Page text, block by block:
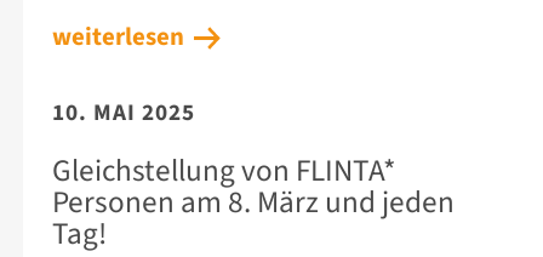
weiterlesen
10. MAI 2025
Gleichstellung von FLINTA*
Personen am 8. März und jeden
Tag!